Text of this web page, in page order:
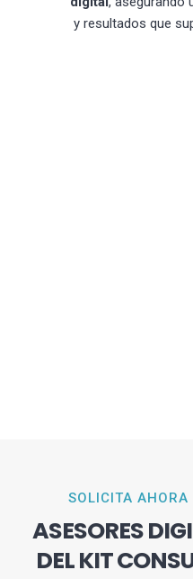
y resultados que
SOLICITA AHORA
ASESORES
DEL KIT